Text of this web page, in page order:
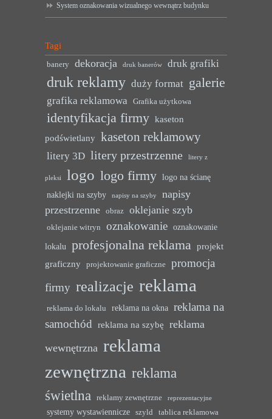
System oznakowania wizualnego wewnątrz budynku
Tagi
banery dekoracja druk banerów druk grafiki
druk reklamy duży format galerie
grafika reklamowa Grafika użytkowa
identyfikacja firmy kaseton
podświetlany kaseton reklamowy
litery 3D litery przestrzenne litery z
pleksi logo logo firmy logo na ścianę
naklejki na szyby
napisy na szyby
napisy
przestrzenne
obraz oklejanie szyb
oklejanie witryn oznakowanie oznakowanie
lokalu profesjonalna reklama projekt
graficzny
projektowanie graficzne
promocja
firmy realizacje reklama
reklama do lokalu reklama na okna reklama na
samochód reklama na szybę reklama
wewnętrzna reklama
zewnętrzna reklama
świetlna
reklamy zewnętrzne reprezentacyjne
systemy wystawiennicze szyld tablica reklamowa